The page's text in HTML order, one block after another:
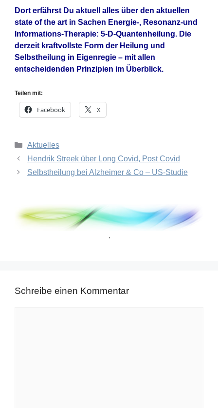
Dort erfährst Du aktuell alles über den aktuellen
state of the art in Sachen Energie-, Resonanz-und
Informations-Therapie: 5-D-Quantenheilung. Die
derzeit kraftvollste Form der Heilung und
Selbstheilung in Eigenregie – mit allen
entscheidenden Prinzipien im Überblick.
Teilen mit:
Facebook X
Kategorien
Aktuelles
Hendrik Streek über Long Covid, Post Covid
Selbstheilung bei Alzheimer & Co – US-Studie
'
Schreibe einen Kommentar